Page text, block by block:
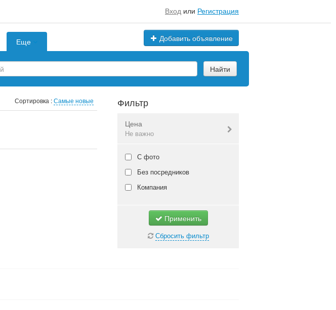
Вход или Регистрация
Добавить объявление
Еще
Найти
Сортировка :Самые новые Фильтр
Цена
Не важно
Валюта:руб.
С фото
Без посредников
Компания
Применить
Сбросить фильтр